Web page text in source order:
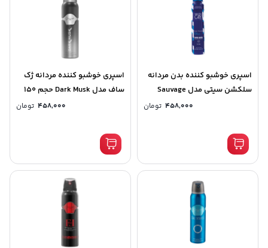
اسپری خوشبو کننده بدن مردانه
سلکشن سیتی مدل Sauvage
458,000 تومان
اسپری خوشبو کننده مردانه ژک
ساف مدل Dark Musk حجم 150
458,000 تومان